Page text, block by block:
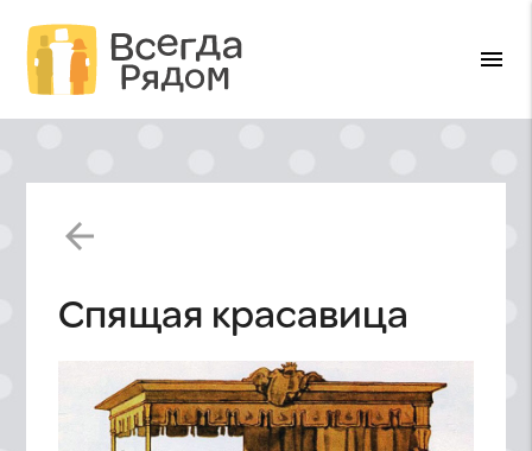
menu
arrow_back
Спящая красавица